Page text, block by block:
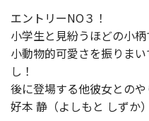
エントリーNO３！
小学生と見紛うほどの小柄
小動物的可愛さを振りま
し！
後に登場する他彼女との
好本 静（よしもと しずか